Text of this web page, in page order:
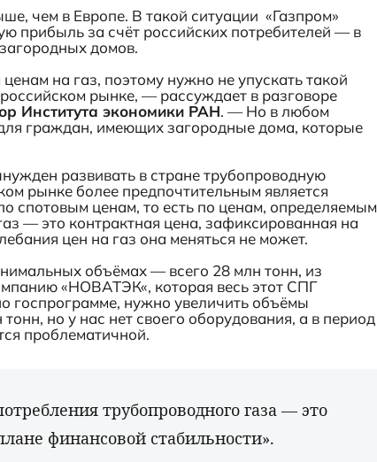
чем в Европе. В такой ситуации «Газпром»
прибыль за счёт российских потребителей — в
домов.
на газ, поэтому нужно не упускать такой
рынке, — рассуждает в разговоре
Института экономики РАН. — Но в любом
граждан, имеющих загородные дома, которые
развивать в стране трубопроводную
рынке более предпочтительным является
спотовым ценам, то есть по ценам, определяемым
— это контрактная цена, зафиксированная на
цен на газ она меняться не может.
объёмах — всего 28 млн тонн, из
«НОВАТЭК«, которая весь этот СПГ
госпрограмме, нужно увеличить объёмы
но у нас нет своего оборудования, а в период
проблематичной.
трубопроводного газа — это
финансовой стабильности».